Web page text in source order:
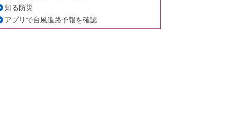
知る防災
アプリで台風進路予報を確認